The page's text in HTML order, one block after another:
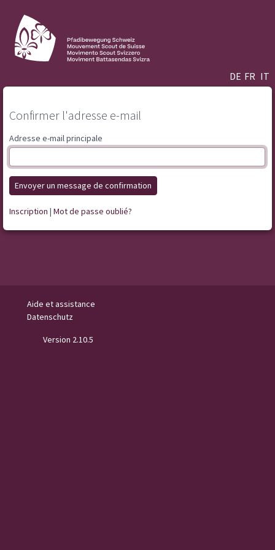
DE FR IT
Confirmer l'adresse e-mail
Adresse e-mail principale
Envoyer un message de confirmation
Inscription | Mot de passe oublié?
Aide et assistance
Datenschutz
Version 2.10.5